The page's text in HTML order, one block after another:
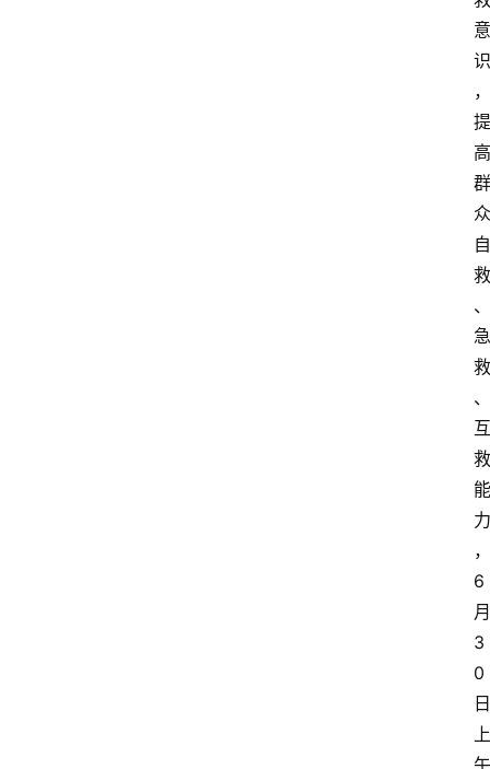
意
识
，
提
高
群
众
自
救
、
急
救
、
互
救
能
力
，
6
月
3
0
日
上
午